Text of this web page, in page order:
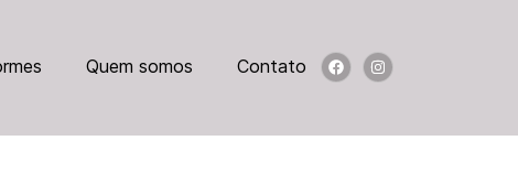
Quem somos Contato